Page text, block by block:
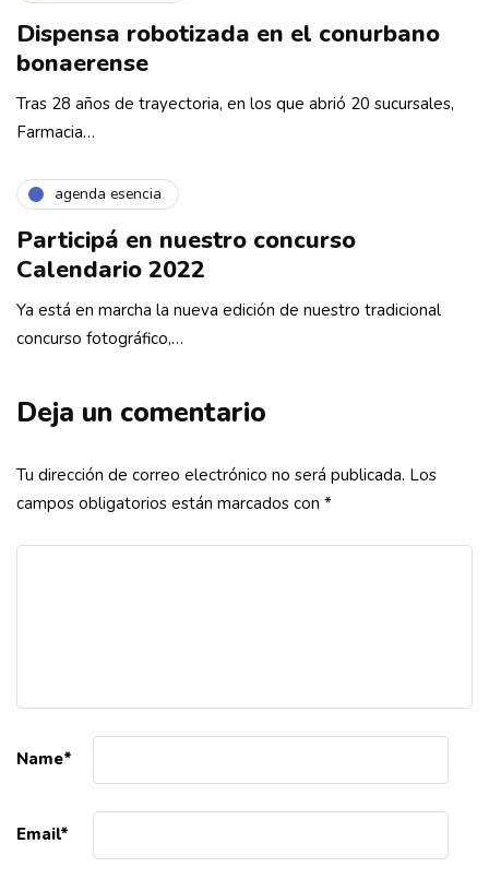
Dispensa robotizada en el conurbano
bonaerense
Tras 28 años de trayectoria, en los que abrió 20 sucursales,
Farmacia…
agenda esencia
Participá en nuestro concurso
Calendario 2022
Ya está en marcha la nueva edición de nuestro tradicional
concurso fotográfico,…
Deja un comentario
Tu dirección de correo electrónico no será publicada. Los
campos obligatorios están marcados con *
Name*
Email*